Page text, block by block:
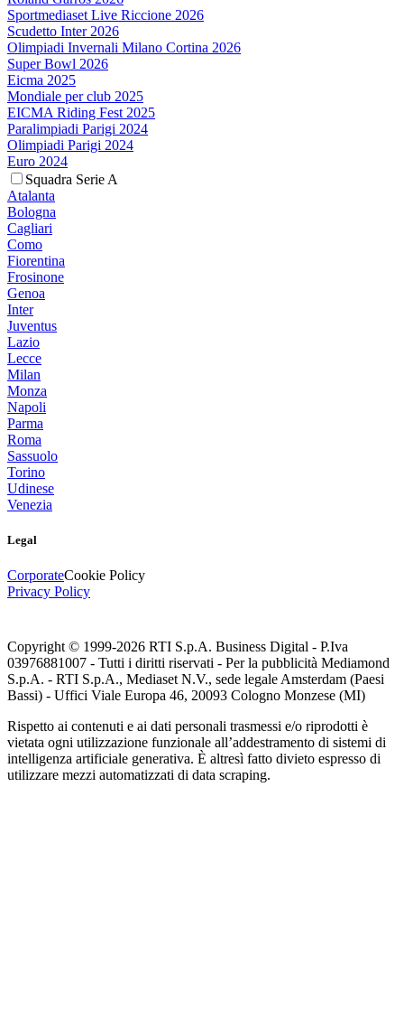
Sportmediaset Live Riccione 2026
Scudetto Inter 2026
Olimpiadi Invernali Milano Cortina 2026
Super Bowl 2026
Eicma 2025
Mondiale per club 2025
EICMA Riding Fest 2025
Paralimpiadi Parigi 2024
Olimpiadi Parigi 2024
Euro 2024
Squadra Serie A
Atalanta
Bologna
Cagliari
Como
Fiorentina
Frosinone
Genoa
Inter
Juventus
Lazio
Lecce
Milan
Monza
Napoli
Parma
Roma
Sassuolo
Torino
Udinese
Venezia
Legal
CorporateCookie Policy
Privacy Policy
Copyright © 1999-2026 RTI S.p.A. Business Digital - P.Iva
03976881007 - Tutti i diritti riservati - Per la pubblicità Mediamond
S.p.A. - RTI S.p.A., Mediaset N.V., sede legale Amsterdam (Paesi
Bassi) - Uffici Viale Europa 46, 20093 Cologno Monzese (MI)
Rispetto ai contenuti e ai dati personali trasmessi e/o riprodotti è
vietata ogni utilizzazione funzionale all’addestramento di sistemi di
intelligenza artificiale generativa. È altresì fatto divieto espresso di
utilizzare mezzi automatizzati di data scraping.